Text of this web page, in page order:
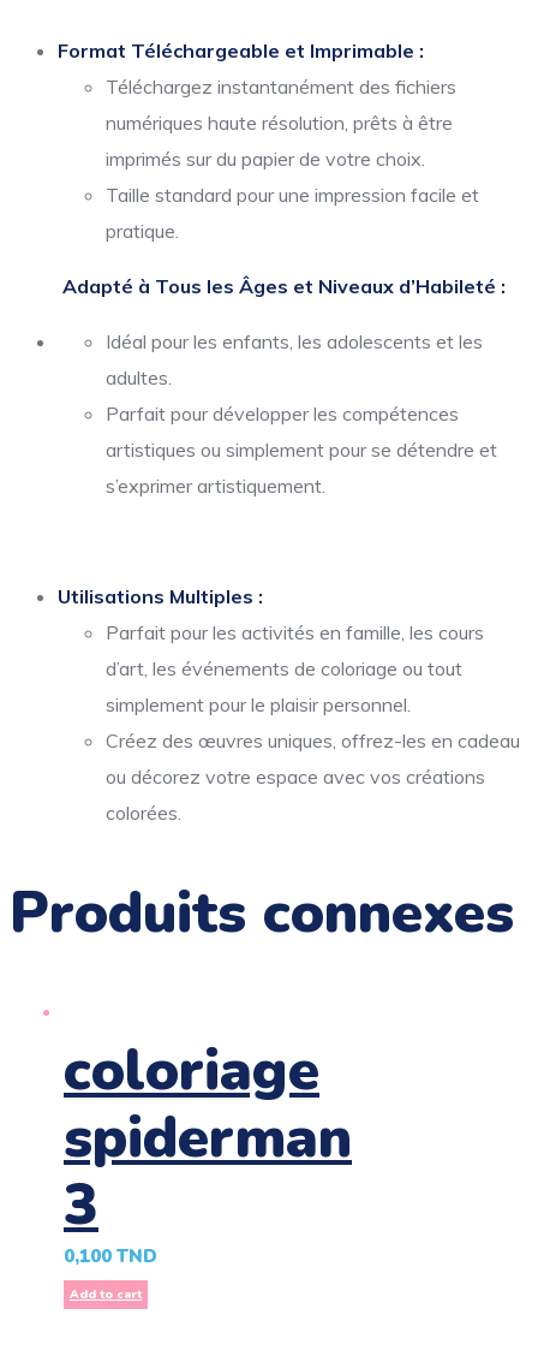
Format Téléchargeable et Imprimable :
Téléchargez instantanément des fichiers
numériques haute résolution, prêts à être
imprimés sur du papier de votre choix.
Taille standard pour une impression facile et
pratique.
Adapté à Tous les Âges et Niveaux d’Habileté :
Idéal pour les enfants, les adolescents et les
adultes.
Parfait pour développer les compétences
artistiques ou simplement pour se détendre et
s’exprimer artistiquement.
Utilisations Multiples :
Parfait pour les activités en famille, les cours
d’art, les événements de coloriage ou tout
simplement pour le plaisir personnel.
Créez des œuvres uniques, offrez-les en cadeau
ou décorez votre espace avec vos créations
colorées.
Produits connexes
coloriage
spiderman
3
0,100 TND
Add to cart